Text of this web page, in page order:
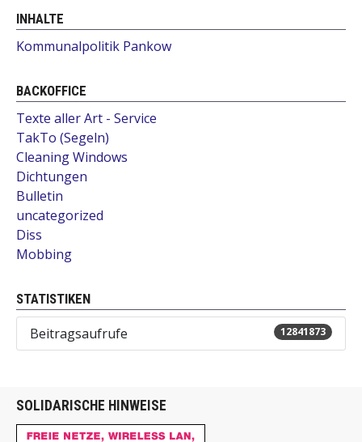
INHALTE
Kommunalpolitik Pankow
BACKOFFICE
Texte aller Art - Service
TakTo (Segeln)
Cleaning Windows
Dichtungen
Bulletin
uncategorized
Diss
Mobbing
STATISTIKEN
Beitragsaufrufe 12841873
SOLIDARISCHE HINWEISE